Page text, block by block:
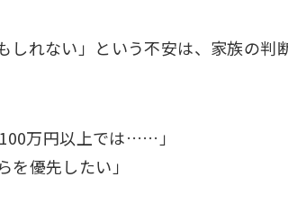
しれない」という不安は、家族の判
万円以上では……」
を優先したい」